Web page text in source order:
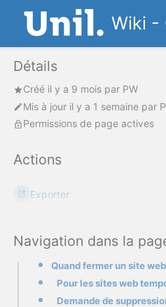
Wiki -
Détails
Créé il y a 9 mois par PW
Mis à jour il y a 1 semaine par
Permissions de page actives
Actions
Exporter
Navigation dans la
Quand fermer un site
Pour les sites web